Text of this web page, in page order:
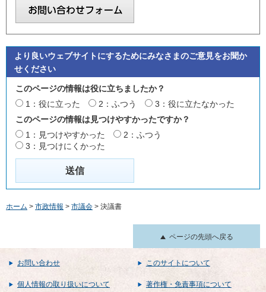
より良いウェブサイトにするためにみなさまのご意見をお聞か
せください
このページの情報は役に立ちましたか？
1：役に立った
2：ふつう
3：役に立たなかった
このページの情報は見つけやすかったですか？
1：見つけやすかった
2：ふつう
3：見つけにくかった
ホーム > 市政情報 > 市議会 > 決議書
ページの先頭へ戻る
お問い合わせ このサイトについて
個人情報の取り扱いについて 著作権・免責事項について